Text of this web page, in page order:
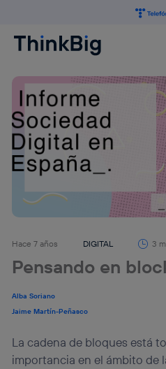
Hace 7 años DIGITAL 3
Pensando en
Alba Soriano
Jaime Martín-Peñasco
La cadena de bloques está
importancia en el ámbito de